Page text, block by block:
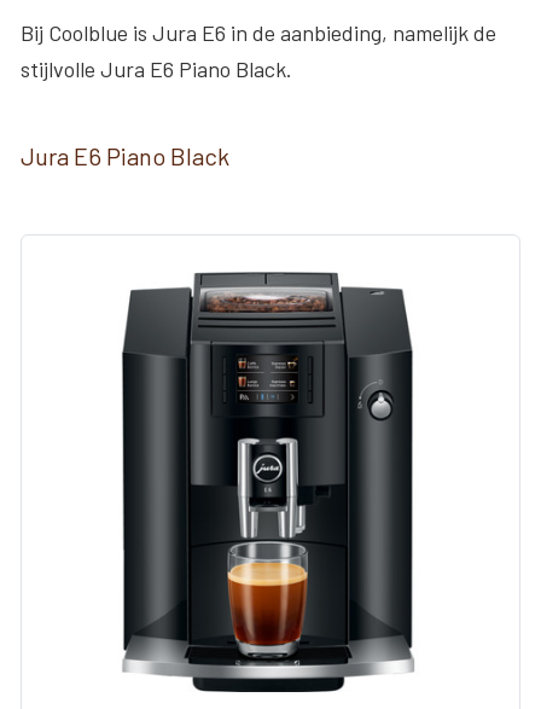
Bij Coolblue is Jura E6 in de aanbieding, namelijk de
stijlvolle Jura E6 Piano Black.
Jura E6 Piano Black